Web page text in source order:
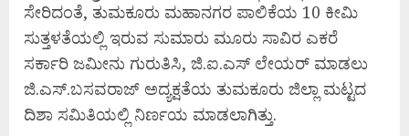
ಸೇರಿದಂತೆ, ತುಮಕೂರು ಮಹಾನಗರ ಪಾಲಿಕೆಯ 10 ಕೀಮಿ
ಸುತ್ತಳತೆಯಲ್ಲಿ ಇರುವ ಸುಮಾರು ಮೂರು ಸಾವಿರ ಎಕರೆ
ಸರ್ಕಾರಿ ಜಮೀನು ಗುರುತಿಸಿ, ಜಿ.ಐ.ಎಸ್ ಲೇಯರ್ ಮಾಡಲು
ಜಿ.ಎಸ್.ಬಸವರಾಜ್ ಅದ್ಯಕ್ಷತೆಯ ತುಮಕೂರು ಜಿಲ್ಲಾ ಮಟ್ಟದ
ದಿಶಾ ಸಮಿತಿಯಲ್ಲಿ ನಿರ್ಣಯ ಮಾಡಲಾಗಿತ್ತು.